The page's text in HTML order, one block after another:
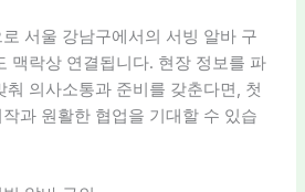
서울 강남구에서의 서빙 알바 구
맥락상 연결됩니다. 현장 정보를 파
춰 의사소통과 준비를 갖춘다면, 첫
과 원활한 협업을 기대할 수 있습